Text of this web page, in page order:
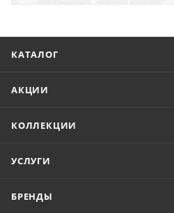
КАТАЛОГ
АКЦИИ
КОЛЛЕКЦИИ
УСЛУГИ
БРЕНДЫ